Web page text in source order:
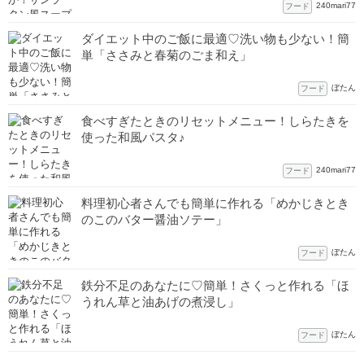
フード 240mari77
ダイエット中のご飯に最適♡洗い物も少ない！簡
単「ささみと春菊のごま和え」
フード ぼたん
食べすぎたときのリセットメニュー！しらたきを
使った和風パスタ♪
フード 240mari77
料理初心者さんでも簡単に作れる「めかじきとき
のこのバター醤油ソテー」
フード ぼたん
鉄分不足のあなたに♡簡単！さくっと作れる「ほ
うれん草と油あげの煮浸し」
フード ぼたん